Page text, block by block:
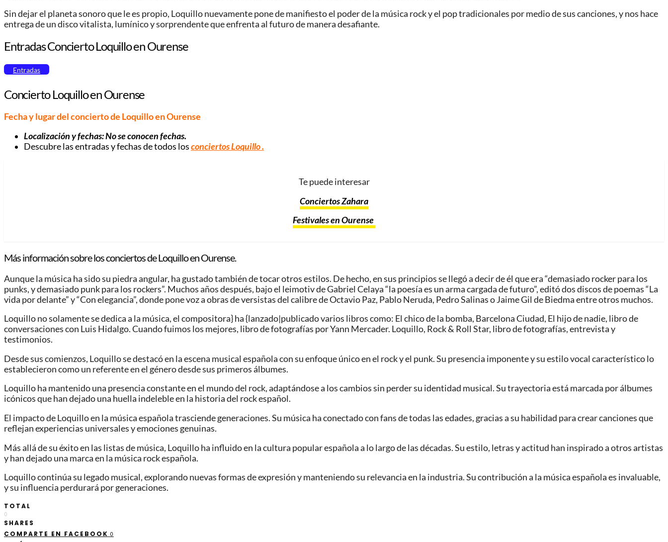
Sin dejar el planeta sonoro que le es propio, Loquillo nuevamente pone de manifiesto el poder de la música rock y el pop tradicionales por medio de sus canciones, y nos hace
entrega de un disco vitalista, lumínico y sorprendente que enfrenta al futuro de manera desafiante.
Entradas Concierto Loquillo en Ourense
Entradas
Concierto Loquillo en Ourense
Fecha y lugar del concierto de Loquillo en Ourense
Localización y fechas:No se conocen fechas.
Descubre las entradas y fechas de todos losconciertos Loquillo.
Te puede interesar
Conciertos Zahara
Festivales en Ourense
Más información sobre los conciertos de Loquillo en Ourense.
Aunque la música ha sido su piedra angular, ha gustado también de tocar otros estilos. De hecho, en sus principios se llegó a decir de él que era “demasiado rocker para los
punks, y demasiado punk para los rockers”. Muchos años después, bajo el leimotiv de Gabriel Celaya “la poesía es un arma cargada de futuro”, editó dos discos de poemas “La
vida por delante” y “Con elegancia”, donde pone voz a obras de versistas del calibre de Octavio Paz, Pablo Neruda, Pedro Salinas o Jaime Gil de Biedma entre otros muchos.
Loquillo no solamente se dedica a la música, el compositora} ha {lanzado|publicado varios libros como: El chico de la bomba, Barcelona Ciudad, El hijo de nadie, libro de
conversaciones con Luis Hidalgo. Cuando fuimos los mejores, libro de fotografías por Yann Mercader. Loquillo, Rock & Roll Star, libro de fotografías, entrevista y
testimonios.
Desde sus comienzos, Loquillo se destacó en la escena musical española con su enfoque único en el rock y el punk. Su presencia imponente y su estilo vocal característico lo
establecieron como un referente en el género desde sus primeros álbumes.
Loquillo ha mantenido una presencia constante en el mundo del rock, adaptándose a los cambios sin perder su identidad musical. Su trayectoria está marcada por álbumes
icónicos que han dejado una huella indeleble en la historia del rock español.
El impacto de Loquillo en la música española trasciende generaciones. Su música ha conectado con fans de todas las edades, gracias a su habilidad para crear canciones que
reflejan experiencias universales y emociones genuinas.
Más allá de su éxito en las listas de música, Loquillo ha influido en la cultura popular española a lo largo de las décadas. Su estilo, letras y actitud han inspirado a otros artistas
y han dejado una marca en la música rock española.
Loquillo continúa su legado musical, explorando nuevas formas de expresión y manteniendo su relevancia en la industria. Su contribución a la música española es invaluable,
y su influencia perdurará por generaciones.
TOTAL
0
SHARES
COMPARTE EN FACEBOOK 0